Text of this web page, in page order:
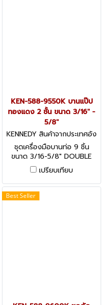
KEN-588-9550K บานแป๊ป
ทองแดง 2 ชั้น ขนาด 3/16" -
5/8"
KENNEDY สินค้าจากประเทศอัง
กฤษ KEN-588-9550K
ชุดเครื่องมือบานท่อ 9 ชิ้น
ขนาด 3/16-5/8" DOUBLE
FLARING TOOL SET 3/16-
5/8" 9-PCE
เปรียบเทียบ
Best Seller